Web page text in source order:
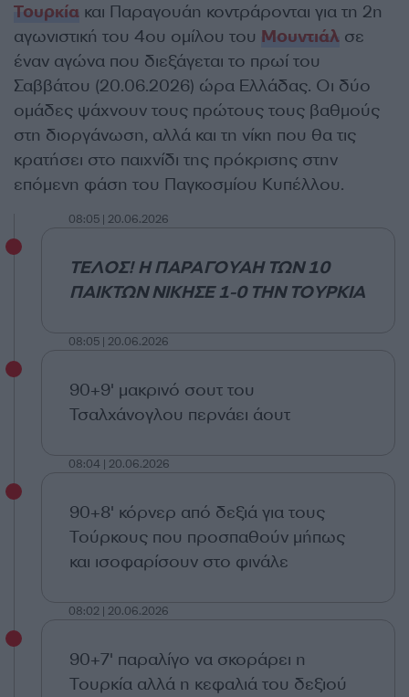
Τουρκία και Παραγουάη κοντράρονται για τη 2η
αγωνιστική του 4ου ομίλου του Μουντιάλ σε
έναν αγώνα που διεξάγεται το πρωί του
Σαββάτου (20.06.2026) ώρα Ελλάδας. Οι δύο
ομάδες ψάχνουν τους πρώτους τους βαθμούς
στη διοργάνωση, αλλά και τη νίκη που θα τις
κρατήσει στο παιχνίδι της πρόκρισης στην
επόμενη φάση του Παγκοσμίου Κυπέλλου.
08:05 | 20.06.2026
ΤΕΛΟΣ! Η ΠΑΡΑΓΟΥΑΗ ΤΩΝ 10
ΠΑΙΚΤΩΝ ΝΙΚΗΣΕ 1-0 ΤΗΝ ΤΟΥΡΚΙΑ
08:05 | 20.06.2026
90+9' μακρινό σουτ του
Τσαλχάνογλου περνάει άουτ
08:04 | 20.06.2026
90+8' κόρνερ από δεξιά για τους
Τούρκους που προσπαθούν μήπως
και ισοφαρίσουν στο φινάλε
08:02 | 20.06.2026
90+7' παραλίγο να σκοράρει η
Τουρκία αλλά η κεφαλιά του δεξιού